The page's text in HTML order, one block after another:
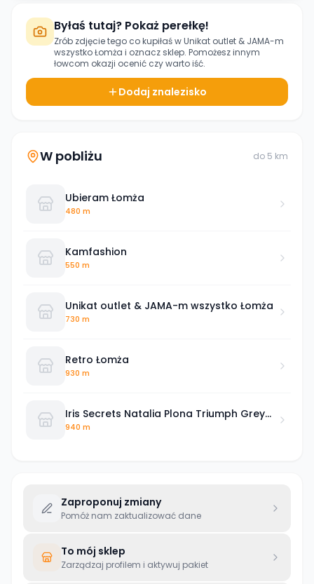
Byłaś tutaj? Pokaż perełkę!
Zrób zdjęcie tego co kupiłaś wUnikat outlet & JAMA-m
wszystko Łomża i oznacz sklep. Pomożesz innym
łowcom okazji ocenić czy warto iść.
Dodaj znalezisko
W pobliżu do 5 km
Ubieram Łomża
480 m
Kamfashion
550 m
Unikat outlet & JAMA-m wszystko Łomża
730 m
Retro Łomża
930 m
Iris Secrets Natalia Plona Triumph Grey
Wolf
940 m
Zaproponuj zmiany
Pomóż nam zaktualizować dane
To mój sklep
Zarządzaj profilem i aktywuj pakiet